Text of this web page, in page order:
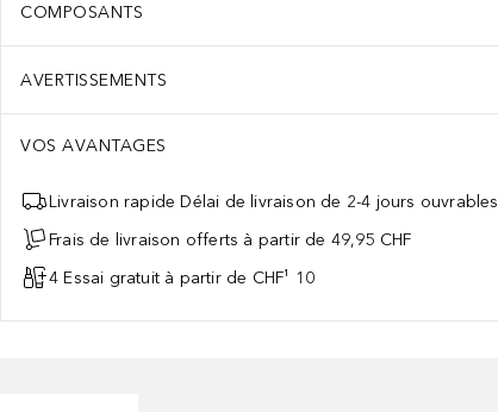
COMPOSANTS
AVERTISSEMENTS
VOS AVANTAGES
Livraison rapide Délai de livraison de 2-4 jours ouvrables
Frais de livraison offerts à partir de 49,95 CHF
4 Essai gratuit à partir de CHF¹ 10